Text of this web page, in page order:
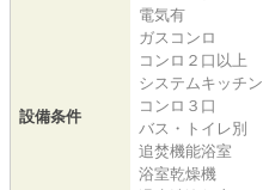
設備条件
電気有
ガスコンロ
コンロ２口以上
システムキッチン
コンロ３口
バス・トイレ別
追焚機能浴室
浴室乾燥機